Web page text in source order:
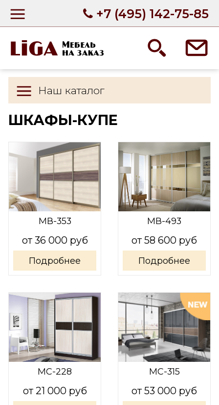
+7 (495) 142-75-85
Наш каталог
ШКАФЫ-КУПЕ
МВ-353
Подробнее
от 36 000 руб
МВ-493
Подробнее
от 58 600 руб
МС-228
от 21 000 руб
МС-315
от 53 000 руб